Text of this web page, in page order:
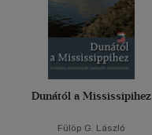
Dunától a Mississipihez
Fülöp G. László